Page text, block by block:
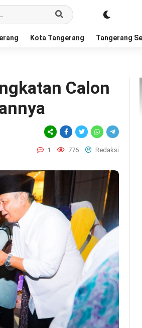
Kota Tangerang Tangerang
Calon
1 776 Redaksi